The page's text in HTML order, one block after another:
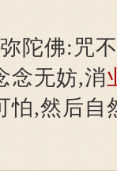
陀佛:咒
念无妨,消
怕,然后自